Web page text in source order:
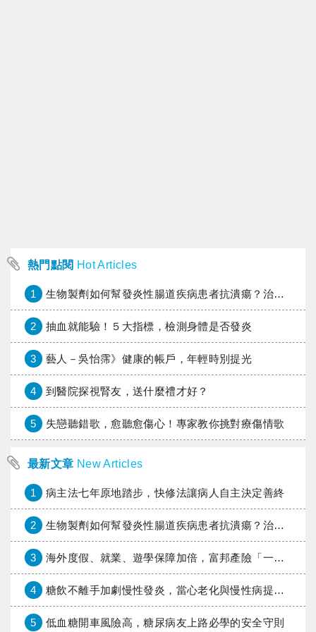
熱門點閱 Hot Articles
1 生物製劑如何幫發炎性腸道疾病患者抗潰瘍？治療進展與健保給付困境一次看
2 抽血就能驗！５大指標，檢測身體是否發炎
3 藝人－吳怡霈》健康的帳戶，年輕時別提光
4 到醫院探視腎友，送什麼禮才好？
5 失戀聽錯歌，愈聽愈傷心！專家教你挑對療傷情歌
最新文章 New Articles
1 病主法七年原地踏步，快修法讓病人自主決定善終
2 生物製劑如何幫發炎性腸道疾病患者抗潰瘍？治療進展與健保給付困境一次看
3 海外度假、就業、遊學保障加倍，富邦產險「一期逐夢」專案加碼遠距醫療與緊急救援
4 糖飲不離手加劇慢性發炎，當心老化與慢性病提早報到
5 低血糖開車風險高，糖尿病友上路必學的安全守則